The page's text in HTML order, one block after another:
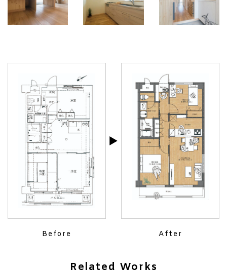
Before After
Related Works